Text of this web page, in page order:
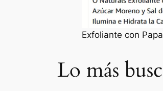
Exfoliante con
Lo más